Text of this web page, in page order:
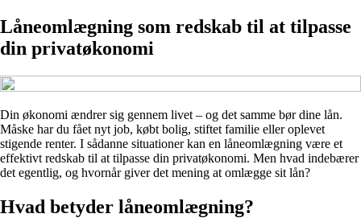
Låneomlægning som redskab til at tilpasse
din privatøkonomi
Din økonomi ændrer sig gennem livet – og det samme bør dine lån.
Måske har du fået nyt job, købt bolig, stiftet familie eller oplevet
stigende renter. I sådanne situationer kan en låneomlægning være et
effektivt redskab til at tilpasse din privatøkonomi. Men hvad indebærer
det egentlig, og hvornår giver det mening at omlægge sit lån?
Hvad betyder låneomlægning?